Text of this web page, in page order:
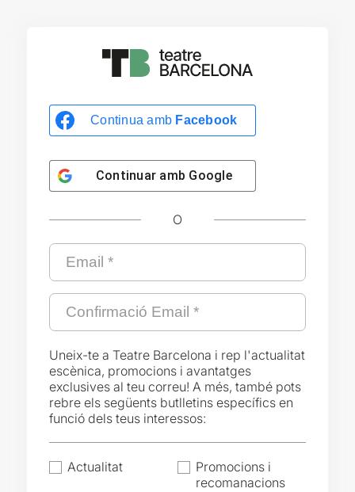
Continua amb Facebook
Continuar amb Google
O
Uneix-te a Teatre Barcelona i rep l'actualitat
escènica, promocions i avantatges
exclusives al teu correu! A més, també pots
rebre els següents butlletins específics en
funció dels teus interessos:
Actualitat
Promocions i
recomanacions